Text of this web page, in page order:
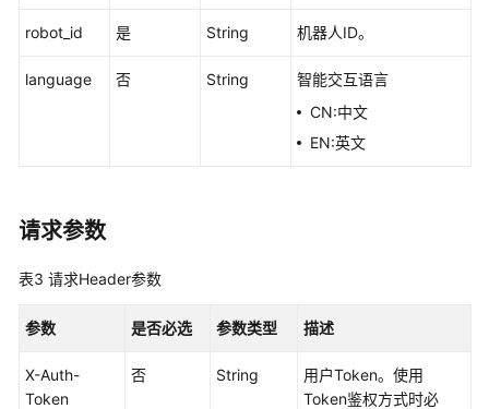
用
例
身
作
robot_id 是 String 机器人ID。
language 否 String
智能交互语言
CN:中文
EN:英文
请求参数
表3 请求Header参数
参数 是否必选 参数类型 描述
X-Auth-
Token
否 String
用户Token。使用
Token鉴权方式时必